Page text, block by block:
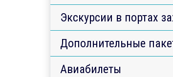
Экскурсии в портах
Дополнительные
Авиабилеты